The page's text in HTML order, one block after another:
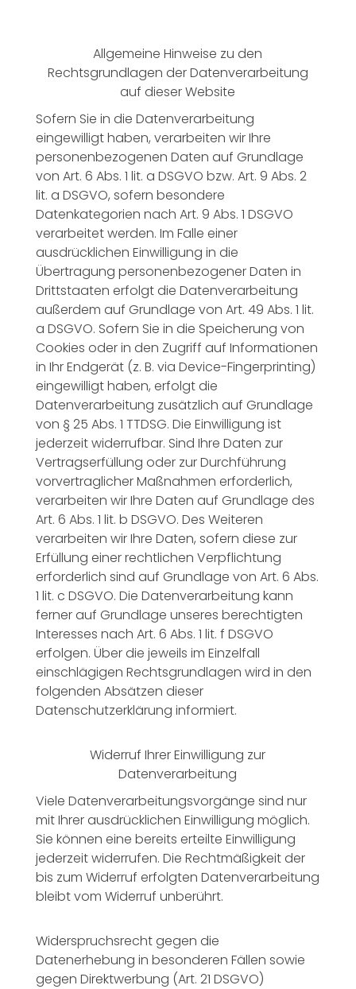
Allgemeine Hinweise zu den
Rechtsgrundlagen der Datenverarbeitung
auf dieser Website
Sofern Sie in die Datenverarbeitung
eingewilligt haben, verarbeiten wir Ihre
personenbezogenen Daten auf Grundlage
von Art. 6 Abs. 1 lit. a DSGVO bzw. Art. 9 Abs. 2
lit. a DSGVO, sofern besondere
Datenkategorien nach Art. 9 Abs. 1 DSGVO
verarbeitet werden. Im Falle einer
ausdrücklichen Einwilligung in die
Übertragung personenbezogener Daten in
Drittstaaten erfolgt die Datenverarbeitung
außerdem auf Grundlage von Art. 49 Abs. 1 lit.
a DSGVO. Sofern Sie in die Speicherung von
Cookies oder in den Zugriff auf Informationen
in Ihr Endgerät (z. B. via Device-Fingerprinting)
eingewilligt haben, erfolgt die
Datenverarbeitung zusätzlich auf Grundlage
von § 25 Abs. 1 TTDSG. Die Einwilligung ist
jederzeit widerrufbar. Sind Ihre Daten zur
Vertragserfüllung oder zur Durchführung
vorvertraglicher Maßnahmen erforderlich,
verarbeiten wir Ihre Daten auf Grundlage des
Art. 6 Abs. 1 lit. b DSGVO. Des Weiteren
verarbeiten wir Ihre Daten, sofern diese zur
Erfüllung einer rechtlichen Verpflichtung
erforderlich sind auf Grundlage von Art. 6 Abs.
1 lit. c DSGVO. Die Datenverarbeitung kann
ferner auf Grundlage unseres berechtigten
Interesses nach Art. 6 Abs. 1 lit. f DSGVO
erfolgen. Über die jeweils im Einzelfall
einschlägigen Rechtsgrundlagen wird in den
folgenden Absätzen dieser
Datenschutzerklärung informiert.
Widerruf Ihrer Einwilligung zur
Datenverarbeitung
Viele Datenverarbeitungsvorgänge sind nur
mit Ihrer ausdrücklichen Einwilligung möglich.
Sie können eine bereits erteilte Einwilligung
jederzeit widerrufen. Die Rechtmäßigkeit der
bis zum Widerruf erfolgten Datenverarbeitung
bleibt vom Widerruf unberührt.
Widerspruchsrecht gegen die
Datenerhebung in besonderen Fällen sowie
gegen Direktwerbung (Art. 21 DSGVO)